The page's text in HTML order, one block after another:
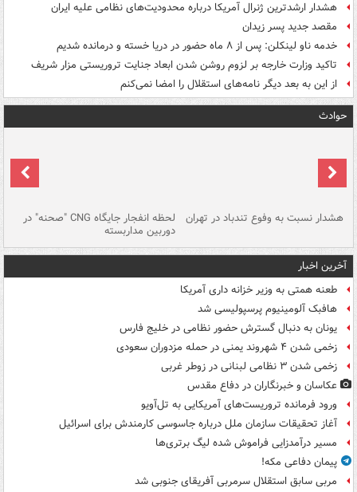
هشدار ارشدترین ژنرال آمریکا درباره محدودیت‌های نظامی علیه ایران
مقصد جدید پسر زیدان
خدمه ناو لینکلن: پس از ۸ ماه حضور در دریا خسته و درمانده‌ شدیم
تاکید وزارت خارجه بر لزوم روشن شدن ابعاد جنایت تروریستی مزار شریف
از این به بعد دیگر نامه‌های استقلال را امضا نمی‌کنم
حوادث
هشدار نسبت به وفوع تندباد در تهران لحظه انفجار جایگاه CNG "صحنه" در
دوربین مداربسته
آخرین اخبار
طعنه همتی به وزیر خزانه داری آمریکا
هافبک آلومینیوم پرسپولیسی شد
یونان به دنبال گسترش حضور نظامی در خلیج فارس
زخمی شدن ۴ شهروند یمنی در حمله مزدوران سعودی
زخمی شدن ۳ نظامی لبنانی در زوطر غربی
عکاسان و خبرنگاران در دفاع مقدس
ورود فرمانده تروریست‌های آمریکایی به تل‌آویو
آغاز تحقیقات سازمان ملل درباره جاسوسی کارمندش برای اسرائیل
مسیر درآمدزایی فراموش شده لیگ برتری‌ها
پیمان دفاعی مکه!
مربی سابق استقلال سرمربی آفریقای جنوبی شد